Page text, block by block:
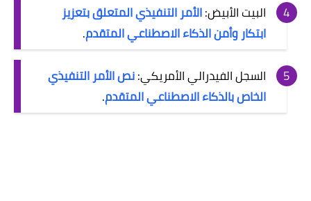
البيت الأبيض:الأمر التنفيذي المتعلق بتعزيز
ابتكار وأمن الذكاء الاصطناعي المتقدم.
السجل الفيدرالي الأمريكي:نص الأمر التنفيذي
الخاص بالذكاء الاصطناعي المتقدم.